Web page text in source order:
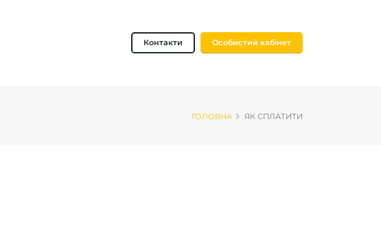
Контакти Особистий кабінет
ГОЛОВНА ЯК СПЛАТИТИ